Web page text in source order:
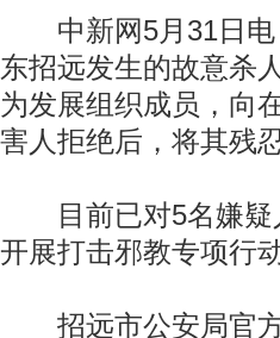
中新网5月31日电
东招远发生的故意杀
为发展组织成员，向
害人拒绝后，将其残
目前已对5名嫌疑
开展打击邪教专项行动
招远市公安局官方